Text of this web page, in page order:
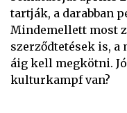
tartják, a darabban
Mindemellett most
szerződtetések is,
áig kell megkötni.
kulturkampf van?